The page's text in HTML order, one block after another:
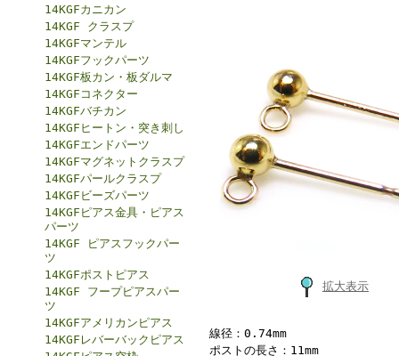
14KGFカニカン
14KGF クラスプ
14KGFマンテル
14KGFフックパーツ
14KGF板カン・板ダルマ
14KGFコネクター
14KGFバチカン
14KGFヒートン・突き刺し
14KGFエンドパーツ
14KGFマグネットクラスプ
14KGFパールクラスプ
14KGFビーズパーツ
14KGFピアス金具・ピアス
パーツ
14KGF ピアスフックパー
ツ
14KGFポストピアス
14KGF フープピアスパー
ツ
14KGFアメリカンピアス
14KGFレバーバックピアス
拡大表示
線径：0.74mm
ポストの長さ：11mm